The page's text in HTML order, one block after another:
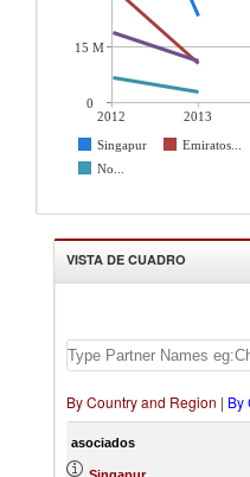
2012 2013
Singapur
Emiratos...
No...
15 M
0
VISTA DE CUADRO
By Country and Region | By
asociados